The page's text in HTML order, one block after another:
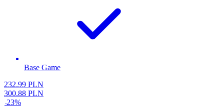
Base Game
232.99 PLN
300.88 PLN
-23%